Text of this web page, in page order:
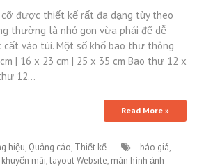
được thiết kế rất đa dạng tùy theo
thường là nhỏ gọn vừa phải để dễ
cất vào túi. Một số khổ bao thư thông
| 16 x 23 cm | 25 x 35 cm Bao thư 12 x
12…
Read More »
hiệu, Quảng cáo, Thiết kế báo giá,
khuyến mãi, layout Website, màn hình ảnh